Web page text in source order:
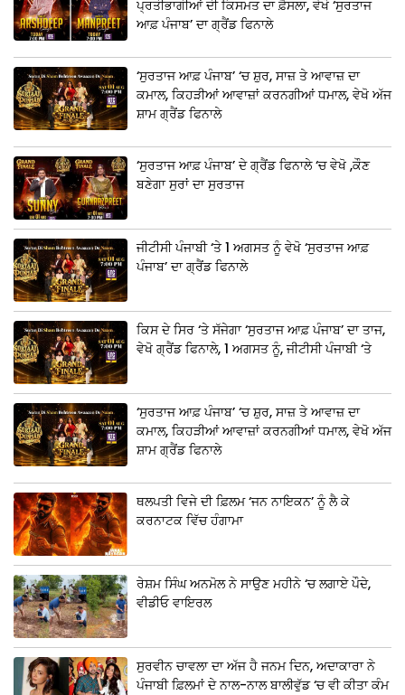
ਪ੍ਰਤੀਭਾਗੀਆਂ ਦੀ ਕਿਸਮਤ ਦਾ ਫ਼ੈਸਲਾ, ਵੇਖੋ ‘ਸੁਰਤਾਜ
ਆਫ਼ ਪੰਜਾਬ’ ਦਾ ਗ੍ਰੈਂਡ ਫਿਨਾਲੇ
‘ਸੁਰਤਾਜ ਆਫ਼ ਪੰਜਾਬ’ ‘ਚ ਸ਼ੁਰ, ਸਾਜ਼ ਤੇ ਆਵਾਜ਼ ਦਾ
ਕਮਾਲ, ਕਿਹੜੀਆਂ ਆਵਾਜ਼ਾਂ ਕਰਨਗੀਆਂ ਧਮਾਲ, ਵੇਖੋ ਅੱਜ
ਸ਼ਾਮ ਗ੍ਰੈਂਡ ਫਿਨਾਲੇ
‘ਸੁਰਤਾਜ ਆਫ਼ ਪੰਜਾਬ’ ਦੇ ਗ੍ਰੈਂਡ ਫਿਨਾਲੇ ‘ਚ ਵੇਖੋ ,ਕੌਣ
ਬਣੇਗਾ ਸੁਰਾਂ ਦਾ ਸੁਰਤਾਜ
ਜੀਟੀਸੀ ਪੰਜਾਬੀ ‘ਤੇ 1 ਅਗਸਤ ਨੂੰ ਵੇਖੋ ‘ਸੁਰਤਾਜ ਆਫ਼
ਪੰਜਾਬ’ ਦਾ ਗ੍ਰੈਂਡ ਫਿਨਾਲੇ
ਕਿਸ ਦੇ ਸਿਰ ‘ਤੇ ਸੱਜੇਗਾ ‘ਸੁਰਤਾਜ ਆਫ਼ ਪੰਜਾਬ’ ਦਾ ਤਾਜ,
ਵੇਖੋ ਗ੍ਰੈਂਡ ਫਿਨਾਲੇ, 1 ਅਗਸਤ ਨੂੰ, ਜੀਟੀਸੀ ਪੰਜਾਬੀ ‘ਤੇ
‘ਸੁਰਤਾਜ ਆਫ਼ ਪੰਜਾਬ’ ‘ਚ ਸ਼ੁਰ, ਸਾਜ਼ ਤੇ ਆਵਾਜ਼ ਦਾ
ਕਮਾਲ, ਕਿਹੜੀਆਂ ਆਵਾਜ਼ਾਂ ਕਰਨਗੀਆਂ ਧਮਾਲ, ਵੇਖੋ ਅੱਜ
ਸ਼ਾਮ ਗ੍ਰੈਂਡ ਫਿਨਾਲੇ
ਥਲਪਤੀ ਵਿਜੇ ਦੀ ਫ਼ਿਲਮ ‘ਜਨ ਨਾਇਕਨ’ ਨੂੰ ਲੈ ਕੇ
ਕਰਨਾਟਕ ਵਿੱਚ ਹੰਗਾਮਾ
ਰੇਸ਼ਮ ਸਿੰਘ ਅਨਮੋਲ ਨੇ ਸਾਉਣ ਮਹੀਨੇ ‘ਚ ਲਗਾਏ ਪੌਦੇ,
ਵੀਡੀਓ ਵਾਇਰਲ
ਸੁਰਵੀਨ ਚਾਵਲਾ ਦਾ ਅੱਜ ਹੈ ਜਨਮ ਦਿਨ, ਅਦਾਕਾਰਾ ਨੇ
ਪੰਜਾਬੀ ਫ਼ਿਲਮਾਂ ਦੇ ਨਾਲ-ਨਾਲ ਬਾਲੀਵੁੱਡ ‘ਚ ਵੀ ਕੀਤਾ ਕੰਮ